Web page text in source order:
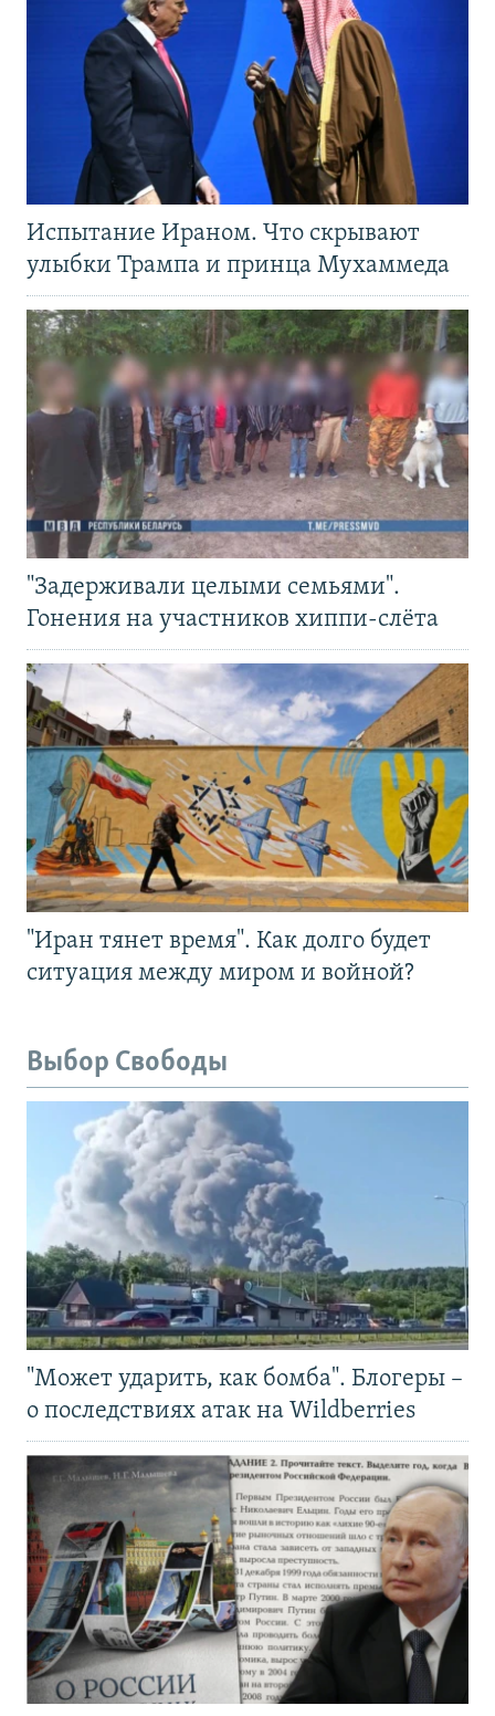
Испытание Ираном. Что скрывают
улыбки Трампа и принца Мухаммеда
"Задерживали целыми семьями".
Гонения на участников хиппи-слёта
"Иран тянет время". Как долго будет
ситуация между миром и войной?
Выбор Свободы
"Может ударить, как бомба". Блогеры –
о последствиях атак на Wildberries